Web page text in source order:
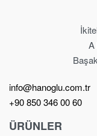
A
info@hanoglu.com.tr
+90 850 346 00 60
ÜRÜNLER